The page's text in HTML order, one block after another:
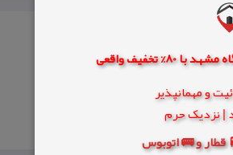
و مهمانپذیر
قطار و 🚌 اتوبوس
نبش طالقانی ۲۹